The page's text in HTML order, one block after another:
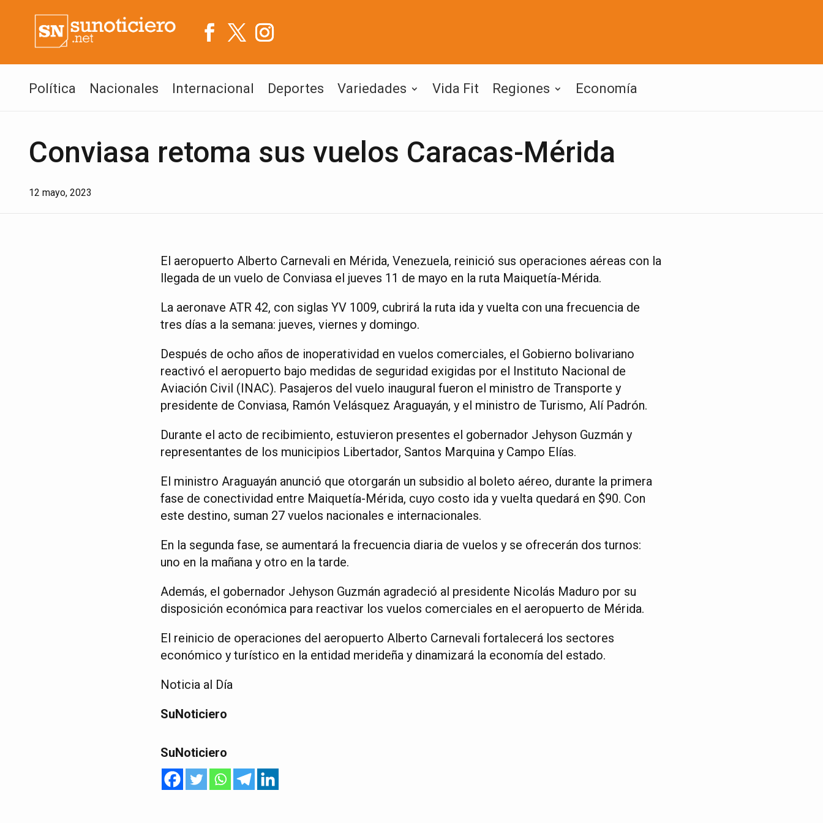
Política Nacionales Internacional Deportes Variedades Vida Fit Regiones Economía
Conviasa retoma sus vuelos Caracas-Mérida
12 mayo, 2023
El aeropuerto Alberto Carnevali en Mérida, Venezuela, reinició sus operaciones aéreas con la
llegada de un vuelo de Conviasa el jueves 11 de mayo en la ruta Maiquetía-Mérida.
La aeronave ATR 42, con siglas YV 1009, cubrirá la ruta ida y vuelta con una frecuencia de
tres días a la semana: jueves, viernes y domingo.
Después de ocho años de inoperatividad en vuelos comerciales, el Gobierno bolivariano
reactivó el aeropuerto bajo medidas de seguridad exigidas por el Instituto Nacional de
Aviación Civil (INAC). Pasajeros del vuelo inaugural fueron el ministro de Transporte y
presidente de Conviasa, Ramón Velásquez Araguayán, y el ministro de Turismo, Alí Padrón.
Durante el acto de recibimiento, estuvieron presentes el gobernador Jehyson Guzmán y
representantes de los municipios Libertador, Santos Marquina y Campo Elías.
El ministro Araguayán anunció que otorgarán un subsidio al boleto aéreo, durante la primera
fase de conectividad entre Maiquetía-Mérida, cuyo costo ida y vuelta quedará en $90. Con
este destino, suman 27 vuelos nacionales e internacionales.
En la segunda fase, se aumentará la frecuencia diaria de vuelos y se ofrecerán dos turnos:
uno en la mañana y otro en la tarde.
Además, el gobernador Jehyson Guzmán agradeció al presidente Nicolás Maduro por su
disposición económica para reactivar los vuelos comerciales en el aeropuerto de Mérida.
El reinicio de operaciones del aeropuerto Alberto Carnevali fortalecerá los sectores
económico y turístico en la entidad merideña y dinamizará la economía del estado.
Noticia al Día
SuNoticiero
SuNoticiero